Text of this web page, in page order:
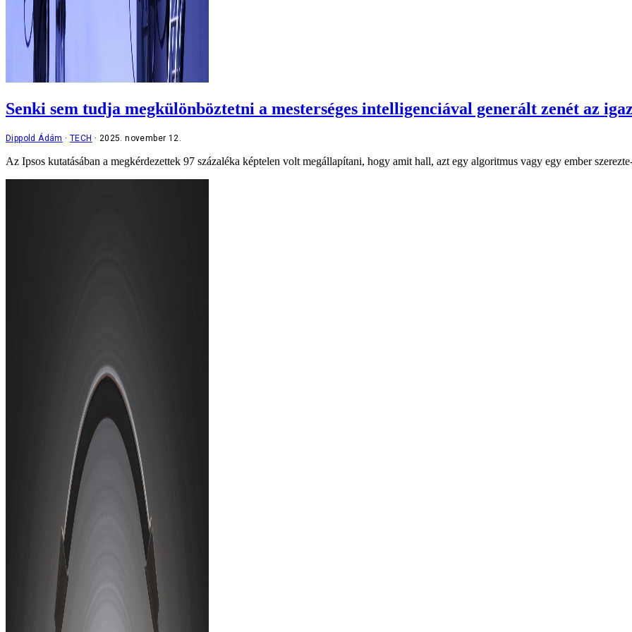
Senki sem tudja megkülönböztetni a mesterséges intelligenciával generált zenét az
Dippold Ádám TECH 2025. november 12.
Az Ipsos kutatásában a megkérdezettek 97 százaléka képtelen volt megállapítani, hogy amit hall, azt egy algoritmus vagy egy ember